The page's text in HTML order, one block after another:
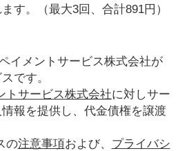
す。（最大3回、合計891円）
イメントサービス株式会社が
です。
トサービス株式会社に対しサー
報を提供し、代金債権を譲渡
の注意事項および、 プライバシ